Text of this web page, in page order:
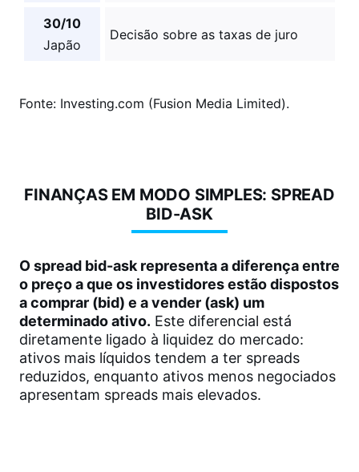
30/10
Japão
Decisão sobre as taxas de juro
Fonte: Investing.com (Fusion Media Limited).
FINANÇAS EM MODO SIMPLES: SPREAD
BID-ASK
O spread bid-ask representa a diferença entre
o preço a que os investidores estão dispostos
a comprar (bid) e a vender (ask) um
determinado ativo. Este diferencial está
diretamente ligado à liquidez do mercado:
ativos mais líquidos tendem a ter spreads
reduzidos, enquanto ativos menos negociados
apresentam spreads mais elevados.